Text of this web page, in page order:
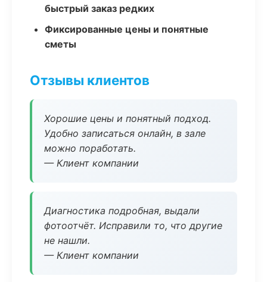
быстрый заказ редких
Фиксированные цены и понятные
сметы
Отзывы клиентов
Хорошие цены и понятный подход.
Удобно записаться онлайн, в зале
можно поработать.
— Клиент компании
Диагностика подробная, выдали
фотоотчёт. Исправили то, что другие
не нашли.
— Клиент компании